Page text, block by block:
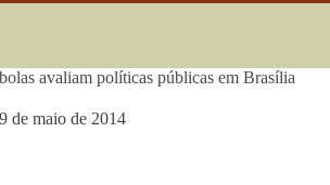
avaliam políticas públicas em Brasília
de maio de 2014